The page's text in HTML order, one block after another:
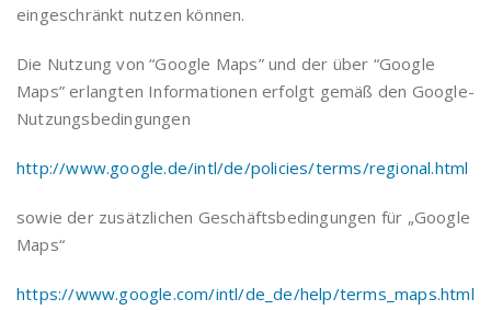
eingeschränkt nutzen können.
Die Nutzung von “Google Maps” und der über “Google
Maps” erlangten Informationen erfolgt gemäß den Google-
Nutzungsbedingungen
http://www.google.de/intl/de/policies/terms/regional.html
sowie der zusätzlichen Geschäftsbedingungen für „Google
Maps“
https://www.google.com/intl/de_de/help/terms_maps.html